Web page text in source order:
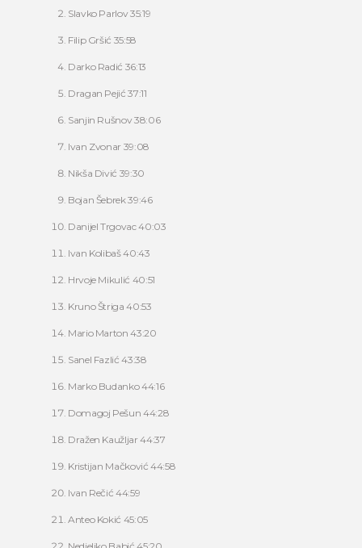
Slavko Parlov 35:19
Filip Gršić 35:58
Darko Radić 36:13
Dragan Pejić 37:11
Sanjin Rušnov 38:06
Ivan Zvonar 39:08
Nikša Divić 39:30
Bojan Šebrek 39:46
Danijel Trgovac 40:03
Ivan Kolibaš 40:43
Hrvoje Mikulić 40:51
Kruno Štriga 40:53
Mario Marton 43:20
Sanel Fazlić 43:38
Marko Budanko 44:16
Domagoj Pešun 44:28
Dražen Kaužljar 44:37
Kristijan Mačković 44:58
Ivan Rečić 44:59
Anteo Kokić 45:05